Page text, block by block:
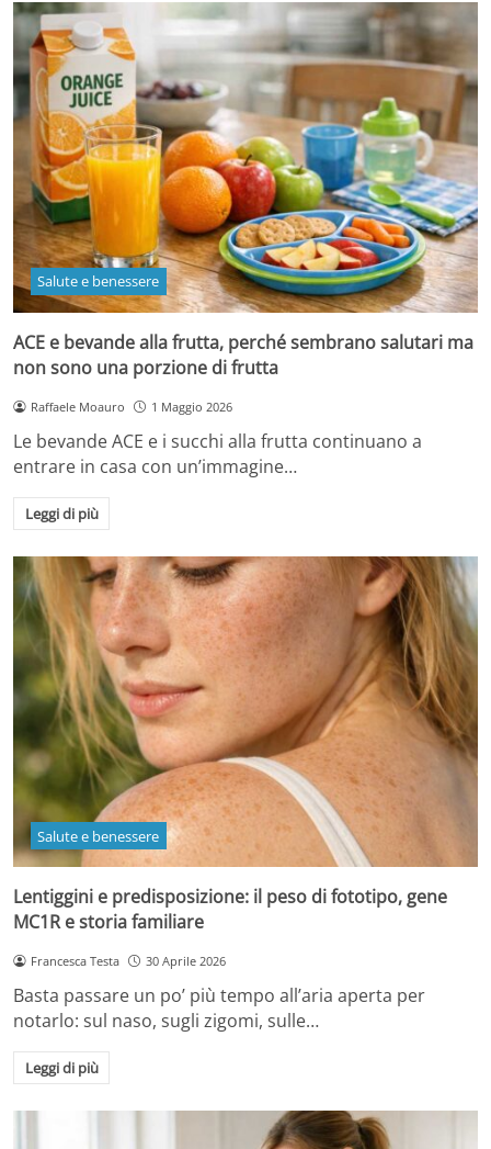
Salute e benessere
ACE e bevande alla frutta, perché sembrano salutari ma
non sono una porzione di frutta
Raffaele Moauro 1 Maggio 2026
Le bevande ACE e i succhi alla frutta continuano a
entrare in casa con un’immagine…
Leggi di più
Salute e benessere
Lentiggini e predisposizione: il peso di fototipo, gene
MC1R e storia familiare
Francesca Testa 30 Aprile 2026
Basta passare un po’ più tempo all’aria aperta per
notarlo: sul naso, sugli zigomi, sulle…
Leggi di più